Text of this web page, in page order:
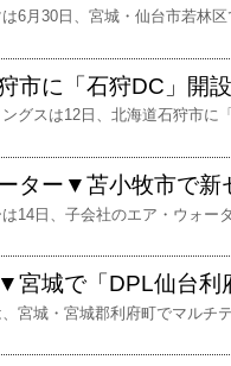
6月30日、宮城・仙台市若林
市に「石狩DC」開設
グスは12日、北海道石狩市に
ター▼苫小牧市で新
14日、子会社のエア・ウォ
宮城で「DPL仙台利
宮城・宮城郡利府町でマルチ